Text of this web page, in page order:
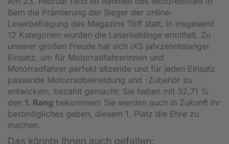
Bern die Prämierung der Sieger der online-
Leserbefragung des Magazins Töff statt. In insgesamt
12 Kategorien wurden die Leserlieblinge ermittelt. Zu
unserer großen Freude hat sich iXS jahrzehntelanger
Einsatz, um für Motorradfahrerinnen und
Motorradfahrer perfekt sitzende und für jeden Einsatz
passende Motorradbekleidung und -Zubehör zu
entwickeln, bezahlt gemacht: Sie haben mit 32,71 %
den 1. Rang bekommen! Sie werden auch in Zukunft ihr
bestmögliches geben, diesem 1. Platz die Ehre zu
machen.
Das könnte Ihnen auch gefallen: